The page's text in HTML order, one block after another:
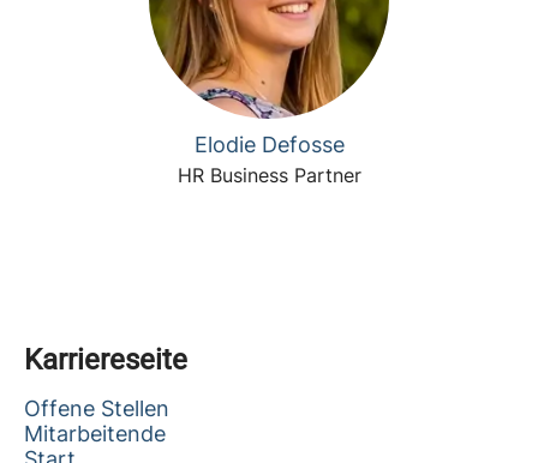
Elodie Defosse
HR Business Partner
Karriereseite
Offene Stellen
Mitarbeitende